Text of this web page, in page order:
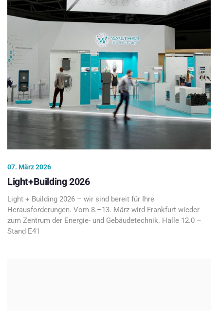
07. März 2026
Light+Building 2026
Light + Building 2026 – wir sind bereit für Ihre
Herausforderungen. Vom 8.–13. März wird Frankfurt wieder
zum Zentrum der Energie- und Gebäudetechnik. Halle 12.0 –
Stand E41